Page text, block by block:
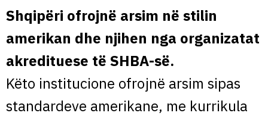
Shqipëri ofrojnë arsim në stilin
amerikan dhe njihen nga organizatat
akredituese të SHBA-së.
Këto institucione ofrojnë arsim sipas
standardeve amerikane, me kurrikula